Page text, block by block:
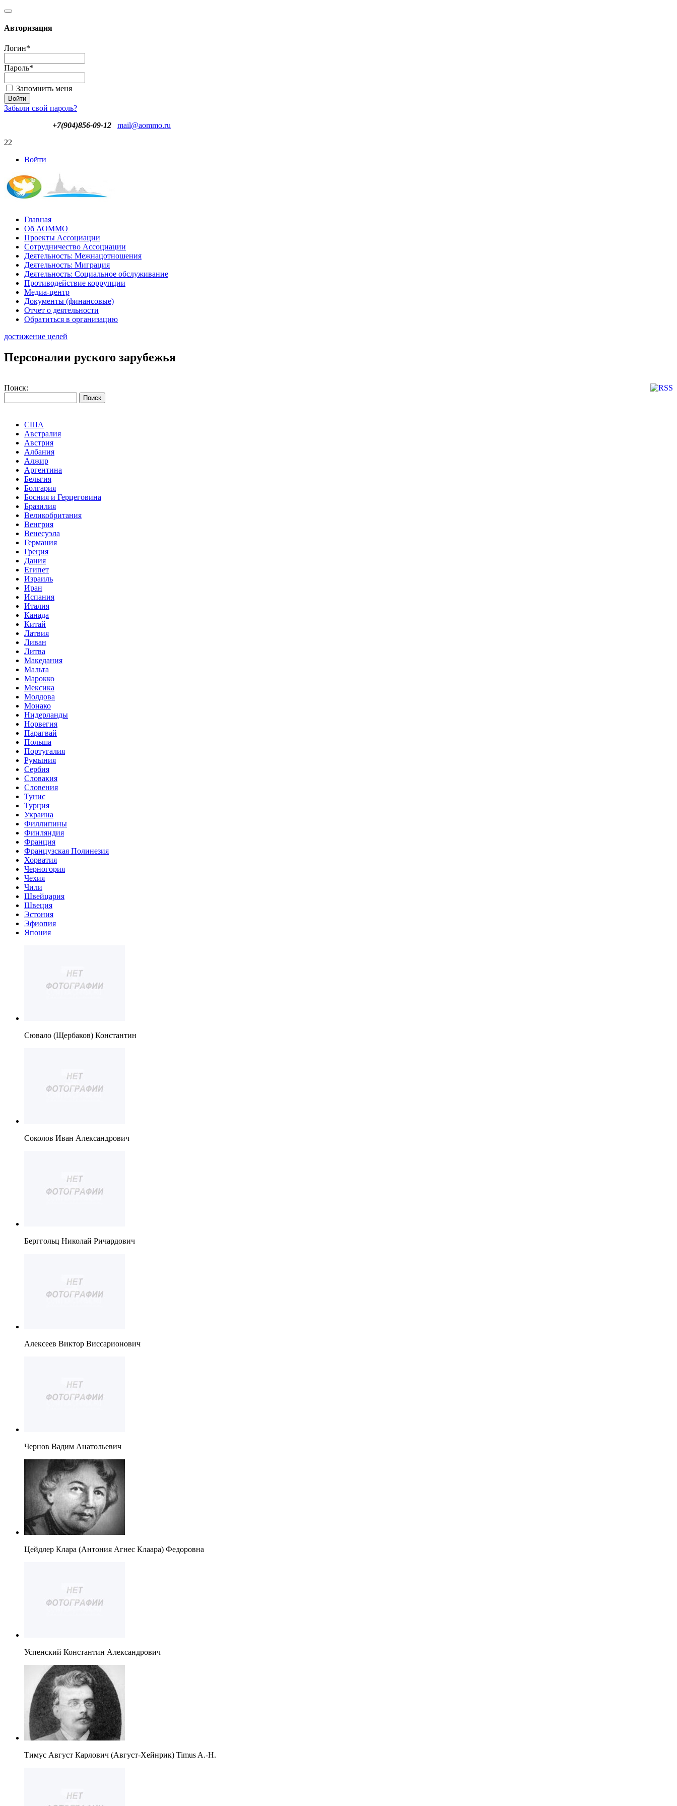
Авторизация
Логин*
Пароль*
Запомнить меня
Забыли свой пароль?
+7(904)856-09-12
mail@aommo.ru
22
Войти
Главная
Об АОММО
Проекты Ассоциации
Сотрудничество Ассоциации
Деятельность: Межнацотношения
Деятельность: Миграция
Деятельность: Социальное обслуживание
Противодействие коррупции
Медиа-центр
Документы (финансовые)
Отчет о деятельности
Обратиться в организацию
достижение целей
Персоналии руского зарубежья
Поиск:
США
Австралия
Австрия
Албания
Алжир
Аргентина
Бельгия
Болгария
Босния и Герцеговина
Бразилия
Великобритания
Венгрия
Венесуэла
Германия
Греция
Дания
Египет
Израиль
Иран
Испания
Италия
Канада
Китай
Латвия
Ливан
Литва
Македания
Мальта
Марокко
Мексика
Молдова
Монако
Нидерланды
Норвегия
Парагвай
Польша
Португалия
Румыния
Сербия
Словакия
Словения
Тунис
Турция
Украина
Филлипины
Финляндия
Франция
Французская Полинезия
Хорватия
Черногория
Чехия
Чили
Швейцария
Швеция
Эстония
Эфиопия
Япония
Сювало (Щербаков) Константин
Соколов Иван Александрович
Берггольц Николай Ричардович
Алексеев Виктор Виссарионович
Чернов Вадим Анатольевич
Цейдлер Клара (Антония Агнес Клаара) Федоровна
Успенский Константин Александрович
Тимус Август Карлович (Август-Хейнрик) Timus A.-H.